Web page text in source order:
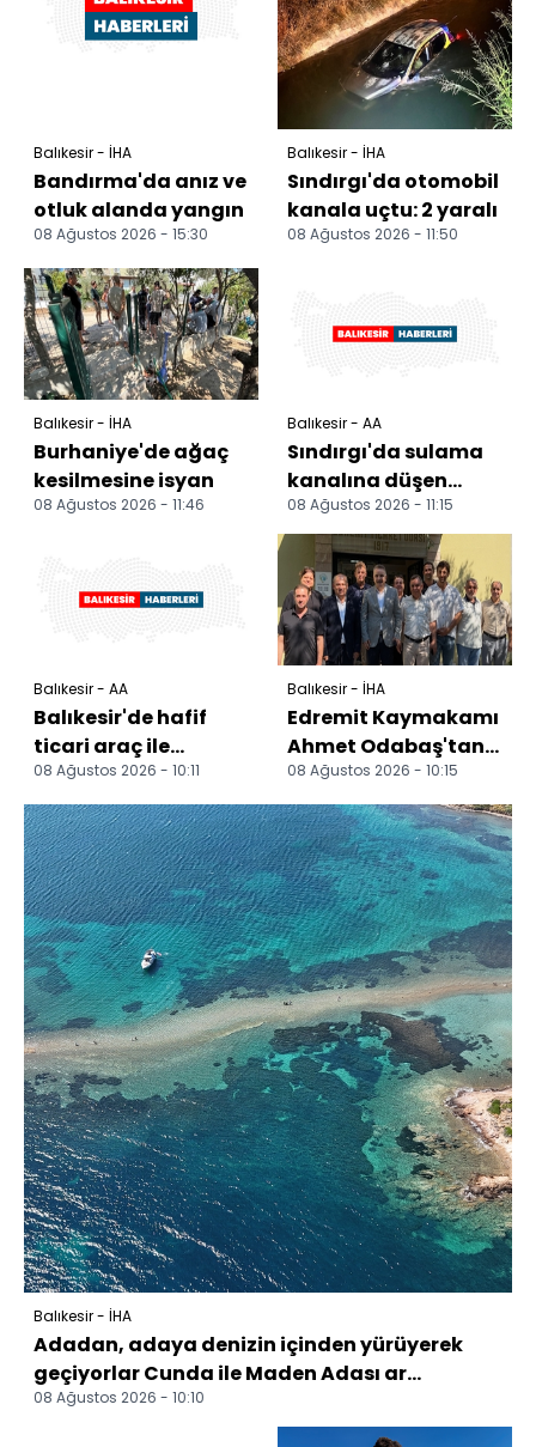
Balıkesir - İHA
Bandırma'da anız ve
otluk alanda yangın
08 Ağustos 2026 - 15:30
Balıkesir - İHA
Sındırgı'da otomobil
kanala uçtu: 2 yaralı
08 Ağustos 2026 - 11:50
Balıkesir - İHA
Burhaniye'de ağaç
kesilmesine isyan
08 Ağustos 2026 - 11:46
Balıkesir - AA
Sındırgı'da sulama
kanalına düşen
otomobildeki 2 kişi
yaralandı
08 Ağustos 2026 - 11:15
Balıkesir - AA
Balıkesir'de hafif
ticari araç ile
otomobilin
çarpışması sonucu 4
kişi yara...
08 Ağustos 2026 - 10:11
Balıkesir - İHA
Edremit Kaymakamı
Ahmet Odabaş'tan
Edremit Ticaret
Odası'na veda
ziyareti
08 Ağustos 2026 - 10:15
Balıkesir - İHA
Adadan, adaya denizin içinden yürüyerek
geçiyorlar Cunda ile Maden Adası ar...
08 Ağustos 2026 - 10:10